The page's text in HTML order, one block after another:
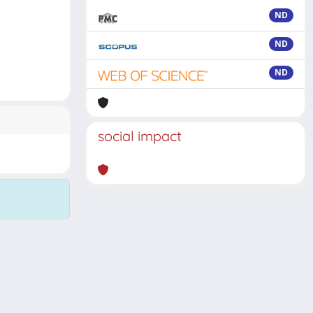
ND
ND
ND
social impact